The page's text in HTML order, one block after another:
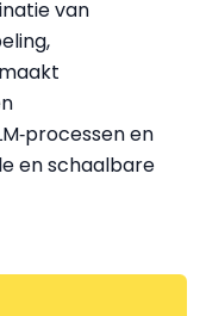
van
en
en schaalbare